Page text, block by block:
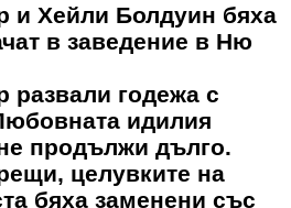
и Хейли Болдуин бяха
в заведение в Ню
годежа с
идилия
продължи дълго.
целувките на
бяха заменени със